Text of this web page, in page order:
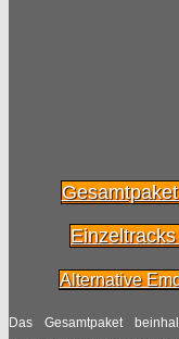
29.03
2017
Ausbau
Alternative
Das Gesamtpaket